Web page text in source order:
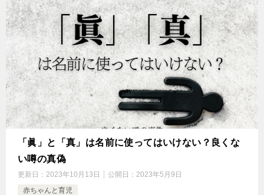
「眞」と「真」は名前に使ってはいけない？良くな
い噂の真偽
更新日： 2023年10月13日 公開日： 2023年5月9日
赤ちゃんと育児